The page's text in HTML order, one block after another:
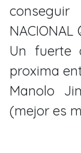
NACIONAL
Un fuerte
proxima
Manolo
(mejor es